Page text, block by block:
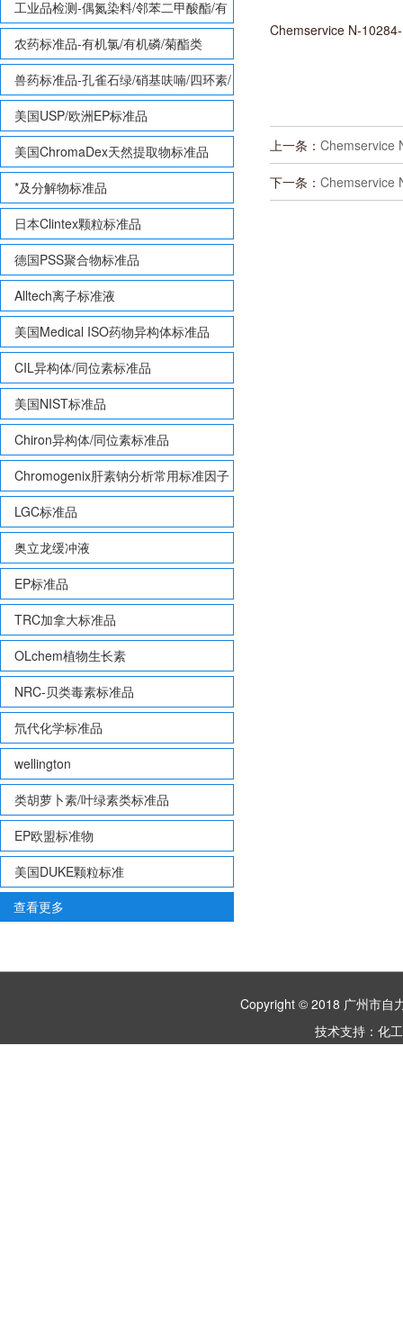
工业品检测-偶氮染料/邻苯二甲酸酯/有
机锡/多溴联苯/多溴联苯醚/多氯联苯
农药标准品-有机氯/有机磷/菊酯类
兽药标准品-孔雀石绿/硝基呋喃/四环素/
磺胺等
美国USP/欧洲EP标准品
美国ChromaDex天然提取物标准品
*及分解物标准品
日本Clintex颗粒标准品
德国PSS聚合物标准品
Alltech离子标准液
美国Medical ISO药物异构体标准品
CIL异构体/同位素标准品
美国NIST标准品
Chiron异构体/同位素标准品
Chromogenix肝素钠分析常用标准因子
LGC标准品
奥立龙缓冲液
EP标准品
TRC加拿大标准品
OLchem植物生长素
NRC-贝类毒素标准品
氘代化学标准品
wellington
类胡萝卜素/叶绿素类标准品
EP欧盟标准物
美国DUKE颗粒标准
查看更多
Chemservice N-
上一条： Chemservice
下一条： Chemservice
Copyright © 2018 广州市
技术支持： 化